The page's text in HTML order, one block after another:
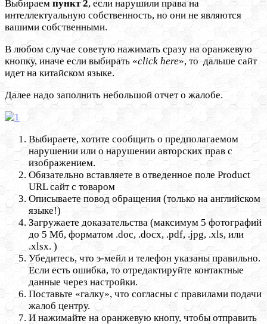
Выбираем пункт 2, если нарушили права на
интеллектуальную собственность, но они не являются
вашими собственными.
В любом случае советую нажимать сразу на оранжевую
кнопку, иначе если выбирать «click here», то дальше сайт
идет на китайском языке.
Далее надо заполнить небольшой отчет о жалобе.
Выбираете, хотите сообщить о предполагаемом
нарушении или о нарушении авторских прав с
изображением.
Обязательно вставляете в отведенное поле Product
URL сайт с товаром
Описываете повод обращения (только на английском
языке!)
Загружаете доказательства (максимум 5 фотографий
до 5 Мб, форматом .doc, .docx, .pdf, .jpg, .xls, или
.xlsx. )
Убедитесь, что э-мейл и телефон указаны правильно.
Если есть ошибка, то отредактируйте контактные
данные через настройки.
Поставьте «галку», что согласны с правилами подачи
жалоб центру.
И нажимайте на оранжевую кнопу, чтобы отправить